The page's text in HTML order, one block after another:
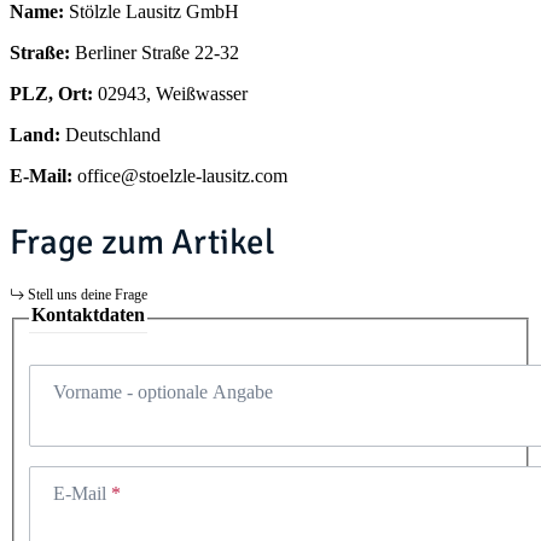
Name: Stölzle Lausitz GmbH
Straße: Berliner Straße 22-32
PLZ, Ort: 02943, Weißwasser
Land: Deutschland
E-Mail: office@stoelzle-lausitz.com
Frage zum Artikel
Stell uns deine Frage
Kontaktdaten
Vorname - optionale Angabe
E-Mail